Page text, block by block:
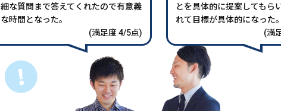
細な質問まで答えてくれたので有意義
な時間となった。
(満足度 4/5点)
とを具体的に提案してもら
れて目標が具体的になった。
(満